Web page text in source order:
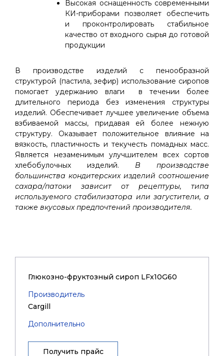
Высокая оснащенность современными
КИ-приборами позволяет обеспечить
и проконтролировать стабильное
качество от входного сырья до готовой
продукции
В производстве изделий с пенообразной
структурой (пастила, зефир) использование сиропов
помогает удержанию влаги в течении более
длительного периода без изменения структуры
изделий. Обеспечивает лучшее увеличение объема
взбиваемой массы, придавая ей более нежную
структуру. Оказывает положительное влияние на
вязкость, пластичность и текучесть помадных масс.
Является незаменимым улучшителем всех сортов
хлебобулочных изделий. В производстве
большинства кондитерских изделий соотношение
сахара/патоки зависит от рецептуры, типа
используемого стабилизатора или загустители, а
также вкусовых предпочтений производителя.
Глюкозно-фруктозный сироп LFx10G60
Производитель
Cargill
Дополнительно
Получить прайс